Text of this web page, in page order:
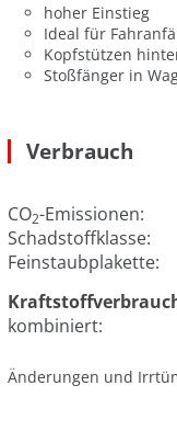
hoher Einstieg
Ideal für
Kopfstützen
Stoßfänger in
Verbrauch
CO2-Emissionen:
Schadstoffklasse:
Feinstaubplakette:
kombiniert:
Änderungen und